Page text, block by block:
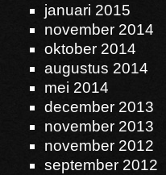
januari 2015
november 2014
oktober 2014
augustus 2014
mei 2014
december 2013
november 2013
november 2012
september 2012